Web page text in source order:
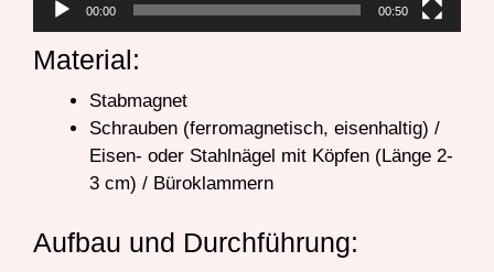
00:00 00:50
Material:
Stabmagnet
Schrauben (ferromagnetisch, eisenhaltig) /
Eisen- oder Stahlnägel mit Köpfen (Länge 2-
3 cm) / Büroklammern
Aufbau und Durchführung: